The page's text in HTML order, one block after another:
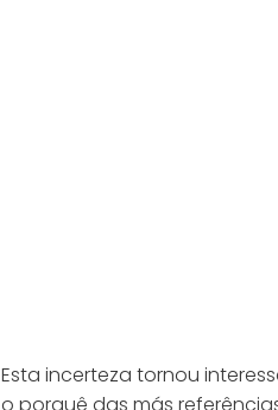
Esta incerteza tornou